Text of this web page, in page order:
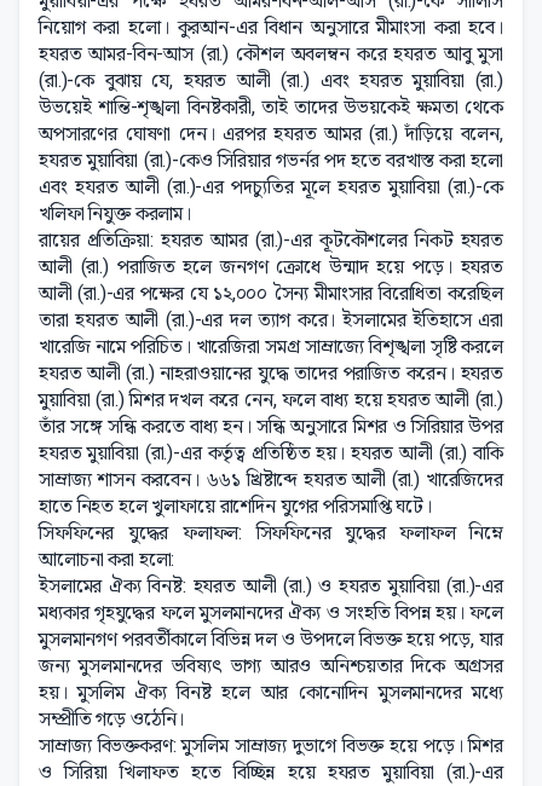
নিয়োগ করা হলো। কুরআন-এর বিধান অনুসারে মীমাংসা করা হবে।
হযরত আমর-বিন-আস (রা.) কৌশল অবলম্বন করে হযরত আবু মুসা
(রা.)-কে বুঝায় যে, হযরত আলী (রা.) এবং হযরত মুয়াবিয়া (রা.)
উভয়েই শান্তি-শৃঙ্খলা বিনষ্টকারী, তাই তাদের উভয়কেই ক্ষমতা থেকে
অপসারণের ঘোষণা দেন। এরপর হযরত আমর (রা.) দাঁড়িয়ে বলেন,
হযরত মুয়াবিয়া (রা.)-কেও সিরিয়ার গভর্নর পদ হতে বরখাস্ত করা হলো
এবং হযরত আলী (রা.)-এর পদচ্যুতির মূলে হযরত মুয়াবিয়া (রা.)-কে
খলিফা নিযুক্ত করলাম।
রায়ের প্রতিক্রিয়া: হযরত আমর (রা.)-এর কূটকৌশলের নিকট হযরত
আলী (রা.) পরাজিত হলে জনগণ ক্রোধে উন্মাদ হয়ে পড়ে। হযরত
আলী (রা.)-এর পক্ষের যে ১২,০০০ সৈন্য মীমাংসার বিরোধিতা করেছিল
তারা হযরত আলী (রা.)-এর দল ত্যাগ করে। ইসলামের ইতিহাসে এরা
খারেজি নামে পরিচিত। খারেজিরা সমগ্র সাম্রাজ্যে বিশৃঙ্খলা সৃষ্টি করলে
হযরত আলী (রা.) নাহরাওয়ানের যুদ্ধে তাদের পরাজিত করেন। হযরত
মুয়াবিয়া (রা.) মিশর দখল করে নেন, ফলে বাধ্য হয়ে হযরত আলী (রা.)
তাঁর সঙ্গে সন্ধি করতে বাধ্য হন। সন্ধি অনুসারে মিশর ও সিরিয়ার উপর
হযরত মুয়াবিয়া (রা.)-এর কর্তৃত্ব প্রতিষ্ঠিত হয়। হযরত আলী (রা.) বাকি
সাম্রাজ্য শাসন করবেন। ৬৬১ খ্রিষ্টাব্দে হযরত আলী (রা.) খারেজিদের
হাতে নিহত হলে খুলাফায়ে রাশেদিন যুগের পরিসমাপ্তি ঘটে।
সিফফিনের যুদ্ধের ফলাফল: সিফফিনের যুদ্ধের ফলাফল নিম্নে
আলোচনা করা হলো:
ইসলামের ঐক্য বিনষ্ট: হযরত আলী (রা.) ও হযরত মুয়াবিয়া (রা.)-এর
মধ্যকার গৃহযুদ্ধের ফলে মুসলমানদের ঐক্য ও সংহতি বিপন্ন হয়। ফলে
মুসলমানগণ পরবর্তীকালে বিভিন্ন দল ও উপদলে বিভক্ত হয়ে পড়ে, যার
জন্য মুসলমানদের ভবিষ্যৎ ভাগ্য আরও অনিশ্চয়তার দিকে অগ্রসর
হয়। মুসলিম ঐক্য বিনষ্ট হলে আর কোনোদিন মুসলমানদের মধ্যে
সম্প্রীতি গড়ে ওঠেনি।
সাম্রাজ্য বিভক্তকরণ: মুসলিম সাম্রাজ্য দুভাগে বিভক্ত হয়ে পড়ে। মিশর
ও সিরিয়া খিলাফত হতে বিচ্ছিন্ন হয়ে হযরত মুয়াবিয়া (রা.)-এর